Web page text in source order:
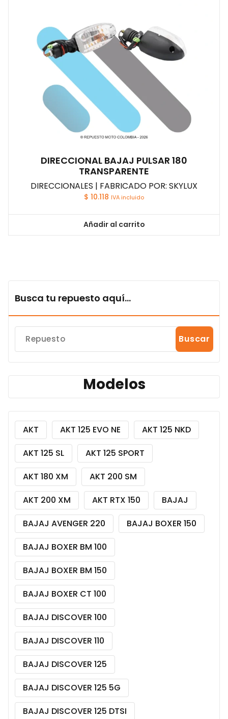
DIRECCIONAL BAJAJ PULSAR 180
TRANSPARENTE
DIRECCIONALES | FABRICADO POR: SKYLUX
$ 10.118 IVA incluido
Añadir al carrito
Busca tu repuesto aquí...
Buscar
Modelos
AKT AKT 125 EVO NE
AKT 125 NKD
AKT 125 SL
AKT 125 SPORT
AKT 180 XM
AKT 200 SM
AKT 200 XM
AKT RTX 150
BAJAJ
BAJAJ AVENGER 220
BAJAJ BOXER 150
BAJAJ BOXER BM 100
BAJAJ BOXER BM 150
BAJAJ BOXER CT 100
BAJAJ DISCOVER 100
BAJAJ DISCOVER 110
BAJAJ DISCOVER 125
BAJAJ DISCOVER 125 5G
BAJAJ DISCOVER 125 DTSI